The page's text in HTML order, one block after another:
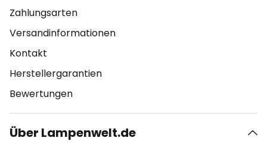
Zahlungsarten
Versandinformationen
Kontakt
Herstellergarantien
Bewertungen
Über Lampenwelt.de